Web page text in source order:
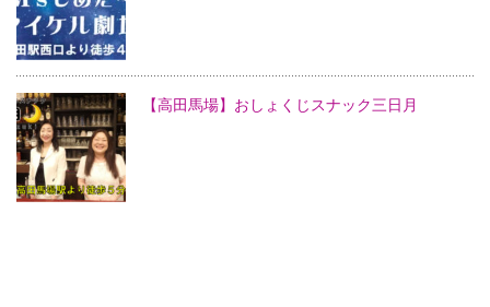
【高田馬場】おしょくじスナック三日月